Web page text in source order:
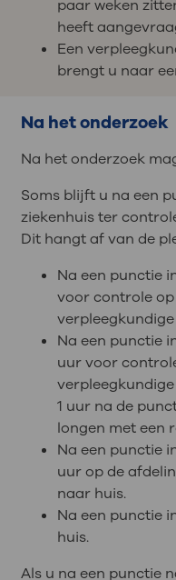
paar weken
heeft
Een
brengt u naar
Na het onderzoek
Na het onderzoek
Soms blijft u na een
ziekenhuis ter
Dit hangt af van de
Na een punctie
voor controle op
Na een punctie
uur voor
1 uur na de
longen met een
Na een punctie
uur op de
naar huis.
Na een punctie
huis.
Als u na een punctie